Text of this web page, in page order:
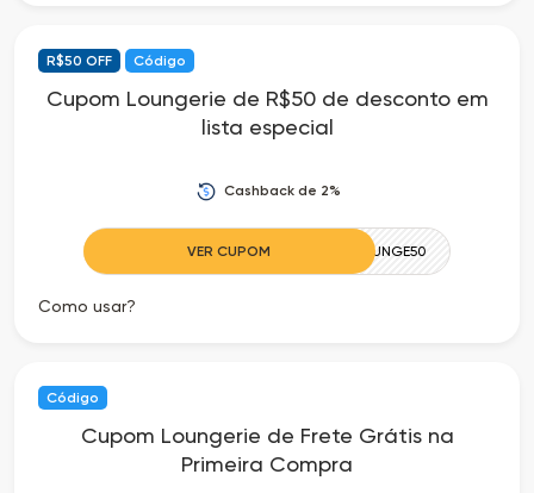
as
R$50 OFF Código
Cupom Loungerie de R$50 de desconto em
lista especial
Cashback de 2%
VER CUPOM THELOUNGE50
Como usar?
Código
Cupom Loungerie de Frete Grátis na
Primeira Compra